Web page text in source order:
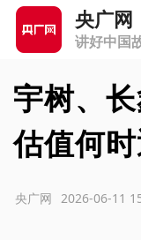
央广网
讲好中国
宇树、
估值何
2026-06-11
央广网